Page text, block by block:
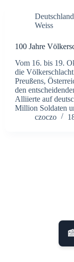
Deutschland
Weiss
100 Jahre
Vom 16. bis 19.
die
Preußens,
den
Alliierte auf
Million Soldaten
czoczo